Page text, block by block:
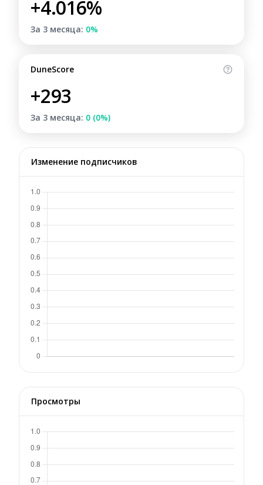
+4.016%
За 3 месяца: 0%
DuneScore
+293
За 3 месяца: 0 (0%)
Изменение подписчиков
Просмотры